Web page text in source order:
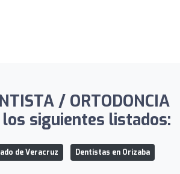
/ ORTODONCIA
los siguientes listados:
de Veracruz Dentistas en Orizaba